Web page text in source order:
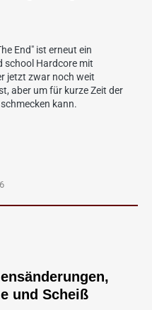
End" ist erneut ein
school Hardcore mit
jetzt zwar noch weit
aber um für kurze Zeit der
kann.
und Scheiß